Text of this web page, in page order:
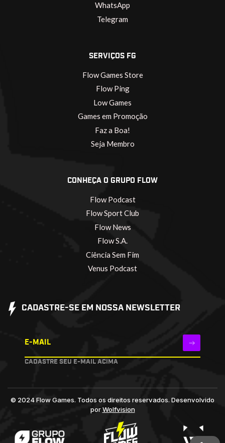
WhatsApp
Telegram
SERVIÇOS FG
Flow Games Store
Flow Ping
Low Games
Games em Promoção
Faz a Boa!
Seja Membro
CONHEÇA O GRUPO FLOW
Flow Podcast
Flow Sport Club
Flow News
Flow S.A.
Ciência Sem Fim
Venus Podcast
CADASTRE-SE EM NOSSA NEWSLETTER
E-MAIL
CADASTRE SEU E-MAIL ACIMA
© 2024 Flow Games. Todos os direitos reservados. Desenvolvido
porWolfvision